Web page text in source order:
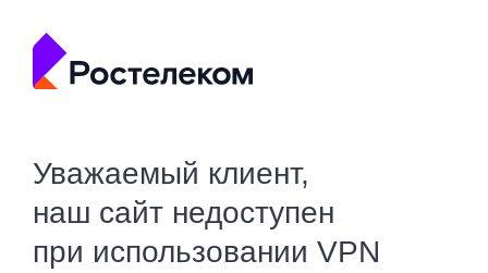
Уважаемый клиент,
наш сайт недоступен
при использовании VPN